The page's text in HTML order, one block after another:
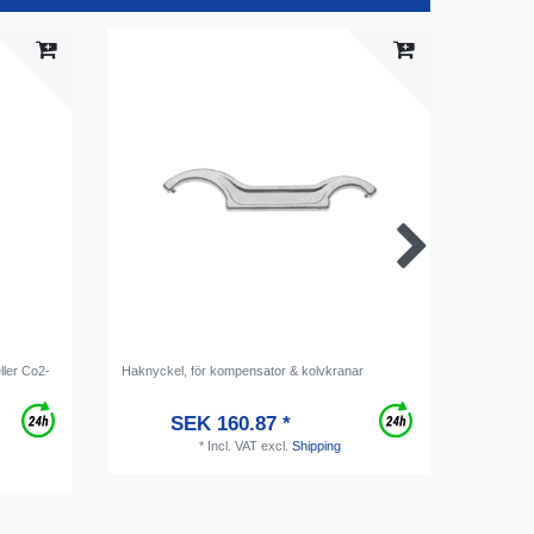
Co2-
Haknyckel, för kompensator & kolvkranar
SEK 160.87 *
* Incl. VATexcl. Shipping